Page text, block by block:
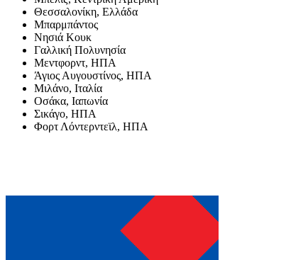
Θεσσαλονίκη, Ελλάδα
Μπαρμπάντος
Νησιά Κουκ
Γαλλική Πολυνησία
Μεντφορντ, ΗΠΑ
Άγιος Αυγουστίνος, ΗΠΑ
Μιλάνο, Ιταλία
Οσάκα, Ιαπωνία
Σικάγο, ΗΠΑ
Φορτ Λόντερντεϊλ, ΗΠΑ